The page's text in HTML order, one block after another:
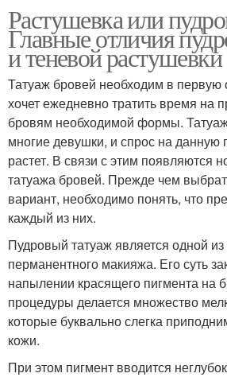
Растушевка или
Главные отличия
и теневой растушевки
Татуаж бровей необходим в первую
хочет ежедневно тратить время на
бровям необходимой формы.
многие девушки, и спрос на данную
растет. В связи с этим появляются
татуажа бровей. Прежде чем
вариант, необходимо понять, что
каждый из них.
Пудровый татуаж является одной
перманентного макияжа. Его суть
напылении красящего пигмента на
процедуры делается множество
которые буквально слегка
кожи.
При этом пигмент вводится